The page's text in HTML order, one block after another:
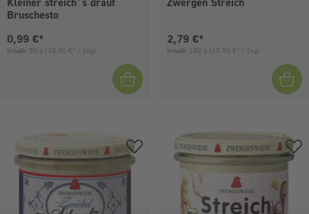
Bruschesto
Aktueller Preis:
0,99 €*
Inhalt: 50 g (19,80 €* / 1kg)
Aktueller Preis:
2,79 €*
Inhalt: 180 g (15,50 €* / 1kg)